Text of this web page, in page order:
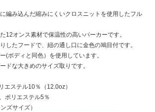
編み込んだ縮みにくいクロスニットを使用したフル
12オンス素材で保温性の高いパーカーです。
したフードで、紐の通し口に金色の鳩目付です。
(ボディと同色）を使用しています。
ドな大きめのサイズ取りです。
エステル10％（12.0oz）
ポリエステル5％
ズサイズ）